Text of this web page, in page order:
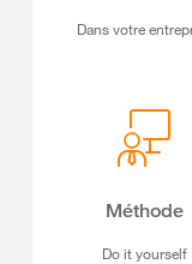
Dans votre
Méthode
Do it yourself